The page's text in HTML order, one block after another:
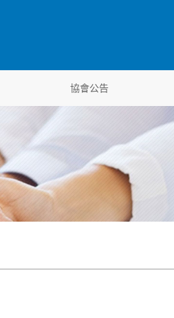
協會公告